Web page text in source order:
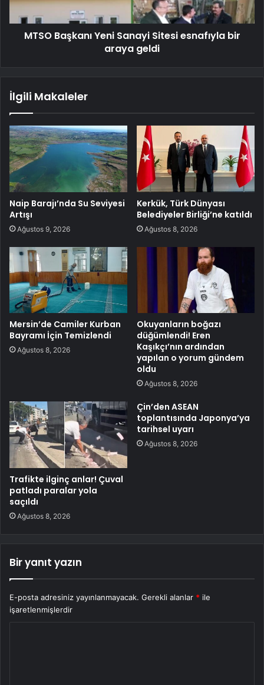
MTSO Başkanı Yeni Sanayi Sitesi esnafıyla bir
araya geldi
İlgili Makaleler
Naip Barajı’nda Su Seviyesi
Artışı
Ağustos 9, 2026
Kerkük, Türk Dünyası
Belediyeler Birliği’ne katıldı
Ağustos 8, 2026
Mersin’de Camiler Kurban
Bayramı İçin Temizlendi
Ağustos 8, 2026
Okuyanların boğazı
düğümlendi! Eren
Kaşıkçı’nın ardından
yapılan o yorum gündem
oldu
Ağustos 8, 2026
Trafikte ilginç anlar! Çuval
patladı paralar yola
saçıldı
Ağustos 8, 2026
Çin’den ASEAN
toplantısında Japonya’ya
tarihsel uyarı
Ağustos 8, 2026
Bir yanıt yazın
E-posta adresiniz yayınlanmayacak. Gerekli alanlar * ile
işaretlenmişlerdir